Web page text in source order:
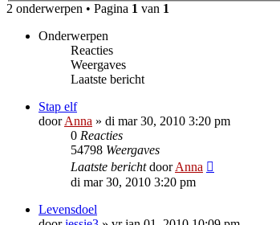
2 onderwerpen • Pagina 1 van 1
Onderwerpen
Reacties
Weergaves
Laatste bericht
Stap elf
doorAnna » di mar 30, 2010 3:20 pm
0 Reacties
54798 Weergaves
Laatste berichtdoorAnna
di mar 30, 2010 3:20 pm
Levensdoel